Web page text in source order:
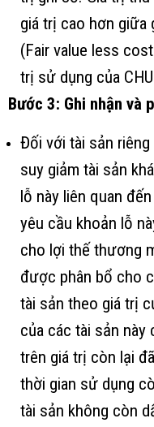
giá trị cao hơn giữa
(Fair value less
trị sử dụng của
Bước 3: Ghi nhận và
Đối với tài sản
suy giảm tài sản
lỗ này liên quan
yêu cầu khoản lỗ
cho lợi thế thương
được phân bổ cho
tài sản theo giá trị
của các tài sản
trên giá trị còn lại
thời gian sử dụng
tài sản không còn